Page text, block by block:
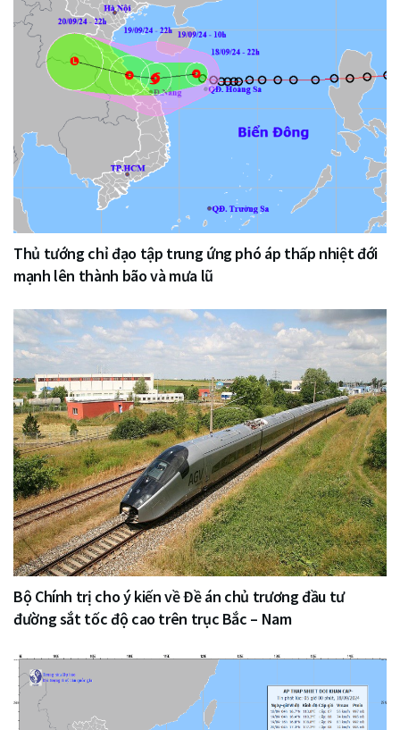
Thủ tướng chỉ đạo tập trung ứng phó áp thấp nhiệt đới
mạnh lên thành bão và mưa lũ
Bộ Chính trị cho ý kiến về Đề án chủ trương đầu tư
đường sắt tốc độ cao trên trục Bắc – Nam